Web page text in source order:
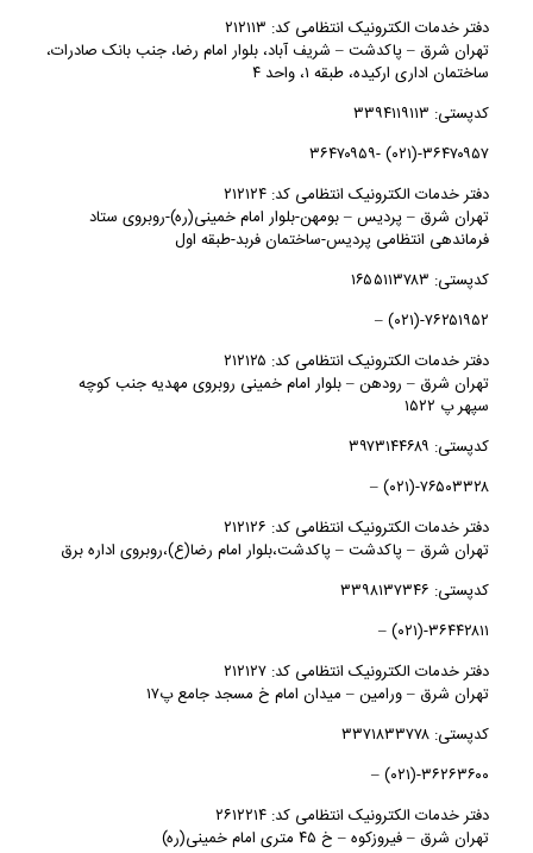
دفتر خدمات الکترونیک انتظامی کد: ۲۱۲۱۱۳
تهران شرق – پاكدشت – شریف آباد، بلوار امام رضا، جنب بانک صادرات،
ساختمان اداری ارکیده، طبقه ۱، واحد ۴
کدپستی: ۳۳۹۴۱۱۹۱۱۳
۳۶۴۷۰۹۵۷-(۰۲۱) -۳۶۴۷۰۹۵۹
دفتر خدمات الکترونیک انتظامی کد: ۲۱۲۱۲۴
تهران شرق – پرديس – بومهن-بلوار امام خمینی(ره)-روبروی ستاد
فرماندهی انتظامی پردیس-ساختمان فربد-طبقه اول
کدپستی: ۱۶۵۵۱۱۳۷۸۳
۷۶۲۵۱۹۵۲-(۰۲۱) –
دفتر خدمات الکترونیک انتظامی کد: ۲۱۲۱۲۵
تهران شرق – رودهن – بلوار امام خمینی روبروی مهدیه جنب کوچه
سپهر پ ۱۵۲۲
کدپستی: ۳۹۷۳۱۴۴۶۸۹
۷۶۵۰۳۳۲۸-(۰۲۱) –
دفتر خدمات الکترونیک انتظامی کد: ۲۱۲۱۲۶
تهران شرق – پاكدشت – پاکدشت،بلوار امام رضا(ع)،روبروی اداره برق
کدپستی: ۳۳۹۸۱۳۷۳۴۶
۳۶۴۴۲۸۱۱-(۰۲۱) –
دفتر خدمات الکترونیک انتظامی کد: ۲۱۲۱۲۷
تهران شرق – ورامين – میدان امام خ مسجد جامع پ۱۷
کدپستی: ۳۳۷۱۸۳۳۷۷۸
۳۶۲۶۳۶۰۰-(۰۲۱) –
دفتر خدمات الکترونیک انتظامی کد: ۲۶۱۲۲۱۴
تهران شرق – فيروزكوه – خ ۴۵ متری امام خمینی(ره)